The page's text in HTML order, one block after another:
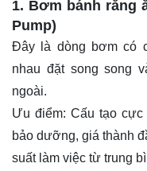
1. Bơm bánh răng
Pump)
Đây là dòng bơm có
nhau đặt song song
ngoài.
Ưu điểm: Cấu tạo
bảo dưỡng, giá thành
suất làm việc từ trung